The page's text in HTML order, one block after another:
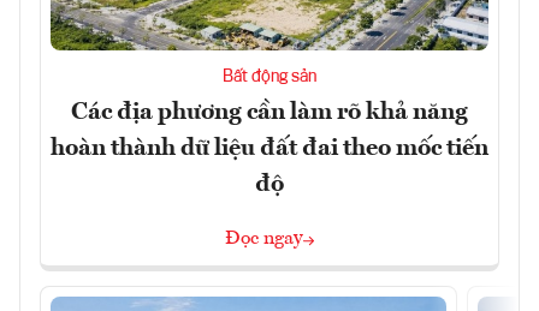
Bất động sản
Các địa phương cần làm rõ khả năng
hoàn thành dữ liệu đất đai theo mốc tiến
độ
Đọc ngay